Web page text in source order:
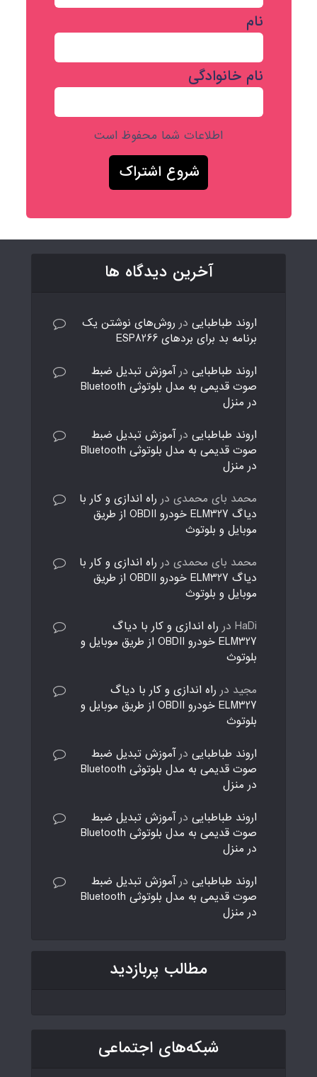
نام
نام خانوادگی
اطلاعات شما محفوظ است
آخرین دیدگاه ها
اروند طباطبایی در روش‌های نوشتن یک
برنامه بد برای بردهای ESP8266
اروند طباطبایی درآموزش تبدیل ضبط
صوت قدیمی به مدل بلوتوثی Bluetooth
در منزل
اروند طباطبایی درآموزش تبدیل ضبط
صوت قدیمی به مدل بلوتوثی Bluetooth
در منزل
محمد بای محمدی در راه اندازی و کار با
دیاگ ELM327 خودرو OBDII از طریق
موبایل و بلوتوث
محمد بای محمدی در راه اندازی و کار با
دیاگ ELM327 خودرو OBDII از طریق
موبایل و بلوتوث
HaDi در راه اندازی و کار با دیاگ
ELM327 خودرو OBDII از طریق موبایل و
بلوتوث
مجید در راه اندازی و کار با دیاگ
ELM327 خودرو OBDII از طریق موبایل و
بلوتوث
اروند طباطبایی درآموزش تبدیل ضبط
صوت قدیمی به مدل بلوتوثی Bluetooth
در منزل
اروند طباطبایی درآموزش تبدیل ضبط
صوت قدیمی به مدل بلوتوثی Bluetooth
در منزل
اروند طباطبایی درآموزش تبدیل ضبط
صوت قدیمی به مدل بلوتوثی Bluetooth
در منزل
مطالب پربازدید
شبکه‌های اجتماعی